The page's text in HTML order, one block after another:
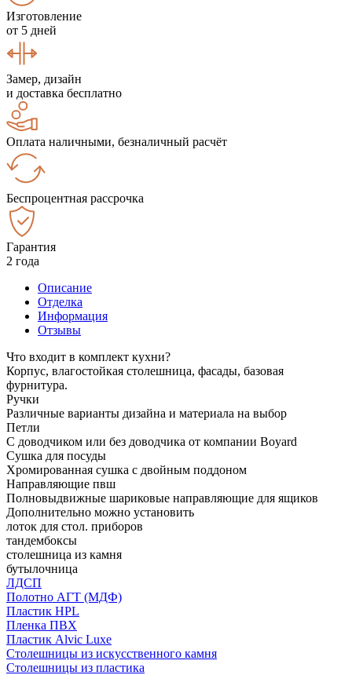
Изготовление
от 5 дней
Замер, дизайн
и доставка бесплатно
Оплата наличными, безналичный расчёт
Беспроцентная рассрочка
Гарантия
2 года
Описание
Отделка
Информация
Отзывы
Что входит в комплект кухни?
Корпус, влагостойкая столешница, фасады, базовая
фурнитура.
Ручки
Различные варианты дизайна и материала на выбор
Петли
С доводчиком или без доводчика от компании Boyard
Сушка для посуды
Хромированная сушка с двойным поддоном
Направляющие пвш
Полновыдвижные шариковые направляющие для ящиков
Дополнительно можно установить
лоток для стол. приборов
тандембоксы
столешница из камня
бутылочница
ЛДСП
Полотно АГТ (МДФ)
Пластик HPL
Пленка ПВХ
Пластик Alvic Luxe
Столешницы из искусственного камня
Столешницы из пластика